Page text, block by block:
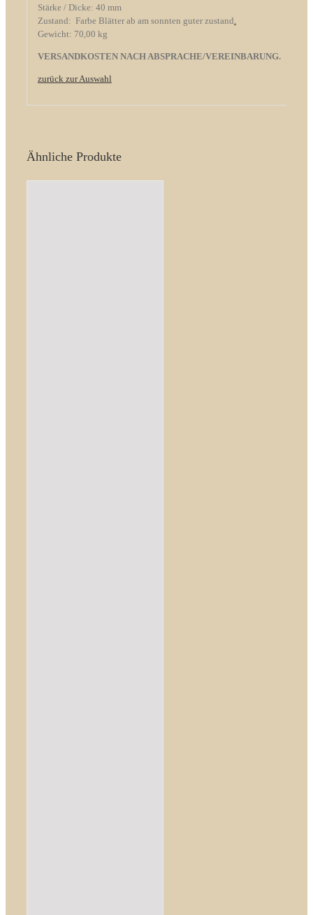
Stärke / Dicke: 40 mm
Zustand: Farbe Blätter ab am sonnten guter zustand
Gewicht: 70,00 kg
VERSANDKOSTEN NACH ABSPRACHE/VEREINBARUNG.
zurück zur Auswahl
Ähnliche Produkte